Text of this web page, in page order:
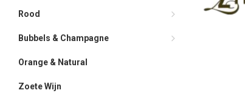
Rood
Bubbels & Champagne
Orange & Natural
Zoete Wijn